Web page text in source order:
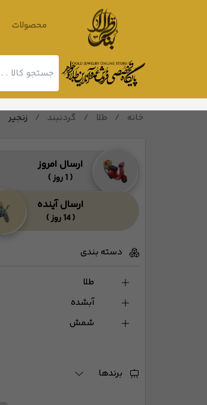
محصولات
خانه / طلا / گردنبند / زنجیر
ارسال امروز
( 1 روز )
ارسال آینده
( 14 روز )
دسته بندی
طلا
آبشده
شمش
برندها